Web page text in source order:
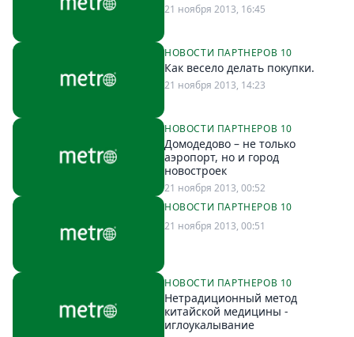
21 ноября 2013, 16:45
НОВОСТИ ПАРТНЕРОВ 10
Как весело делать покупки.
21 ноября 2013, 14:23
НОВОСТИ ПАРТНЕРОВ 10
Домодедово – не только
аэропорт, но и город
новостроек
21 ноября 2013, 00:52
НОВОСТИ ПАРТНЕРОВ 10
21 ноября 2013, 00:51
НОВОСТИ ПАРТНЕРОВ 10
Нетрадиционный метод
китайской медицины -
иглоукалывание